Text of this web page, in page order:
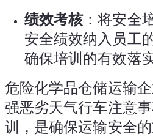
绩效考核：将安全
安全绩效纳入员工
确保培训的有效落实
危险化学品仓储运输
强恶劣天气行车注意
训，是确保运输安全